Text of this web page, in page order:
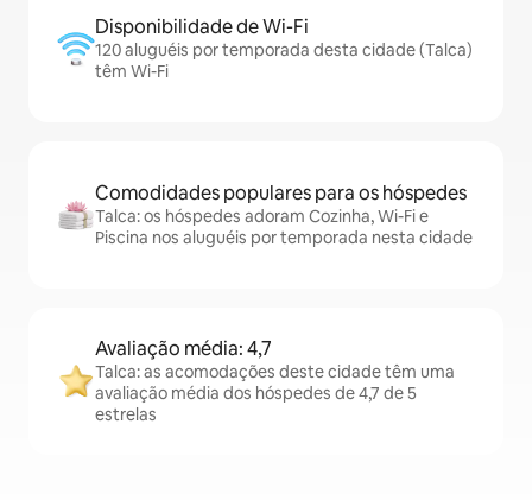
Disponibilidade de Wi-Fi
120 aluguéis por temporada desta cidade (Talca)
têm Wi-Fi
Comodidades populares para os hóspedes
Talca: os hóspedes adoram Cozinha, Wi-Fi e
Piscina nos aluguéis por temporada nesta cidade
Avaliação média: 4,7
Talca: as acomodações deste cidade têm uma
avaliação média dos hóspedes de 4,7 de 5
estrelas